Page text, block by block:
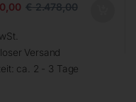
€2.478,00
Versand
ca. 2 - 3 Tage